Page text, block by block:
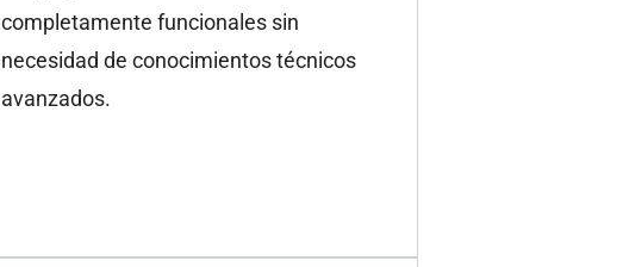
completamente funcionales sin
necesidad de conocimientos técnicos
avanzados.